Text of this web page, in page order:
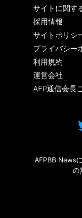
サイトに関す
採用情報
サイトポリシ
プライバシー
利用規約
運営会社
AFP通信会長
AFPBB News
の